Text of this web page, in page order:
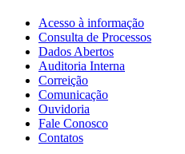
Acesso à informação
Consulta de Processos
Dados Abertos
Auditoria Interna
Correição
Comunicação
Ouvidoria
Fale Conosco
Contatos